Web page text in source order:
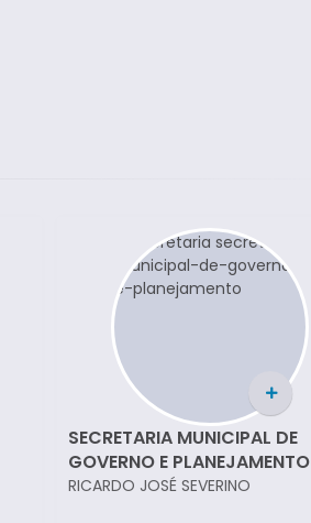
SECRETARIA MUNICIPAL DE
GOVERNO E PLANEJAMENTO
RICARDO JOSÉ SEVERINO